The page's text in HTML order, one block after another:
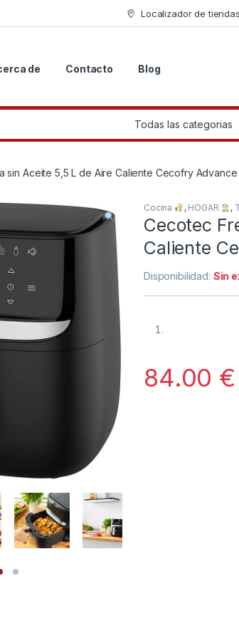
Localizador de tiendas
de Contacto Blog
sin Aceite 5,5 L de Aire Caliente Cecofry
Cocina , HOGAR ,
Cecotec
Caliente
Disponibilidad: Sin
84.00 €